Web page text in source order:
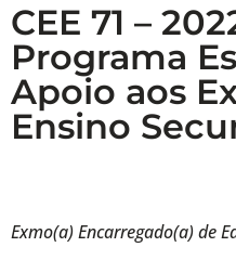
CEE 71 –
Programa
Apoio aos
Ensino
Exmo(a) Encarregado(a) de